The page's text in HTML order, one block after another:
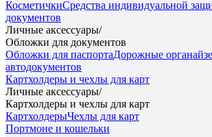
КосметичкиСредства индивидуальной
документов
Личные аксессуары/
Обложки для документов
Обложки для паспортаДорожные
автодокументов
Картхолдеры и чехлы для карт
Личные аксессуары/
Картхолдеры и чехлы для карт
КартхолдерыЧехлы для карт
Портмоне и кошельки